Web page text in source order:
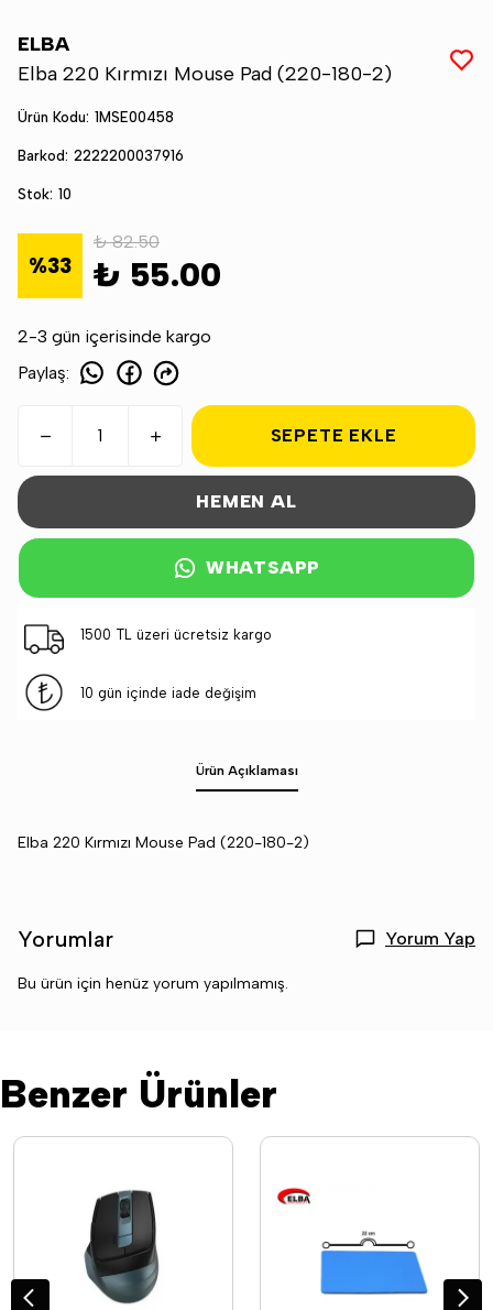
ELBA
Elba 220 Kırmızı Mouse Pad (220-180-2)
Ürün Kodu: 1MSE00458
Barkod: 2222200037916
Stok: 10
%33
₺ 82.50
₺ 55.00
2-3 gün içerisinde kargo
Paylaş:
SEPETE EKLE
HEMEN AL
WHATSAPP
1500 TL üzeri ücretsiz kargo
10 gün içinde iade değişim
Ürün Açıklaması
Elba 220 Kırmızı Mouse Pad (220-180-2)
Yorumlar Yorum Yap
Bu ürün için henüz yorum yapılmamış.
Benzer Ürünler